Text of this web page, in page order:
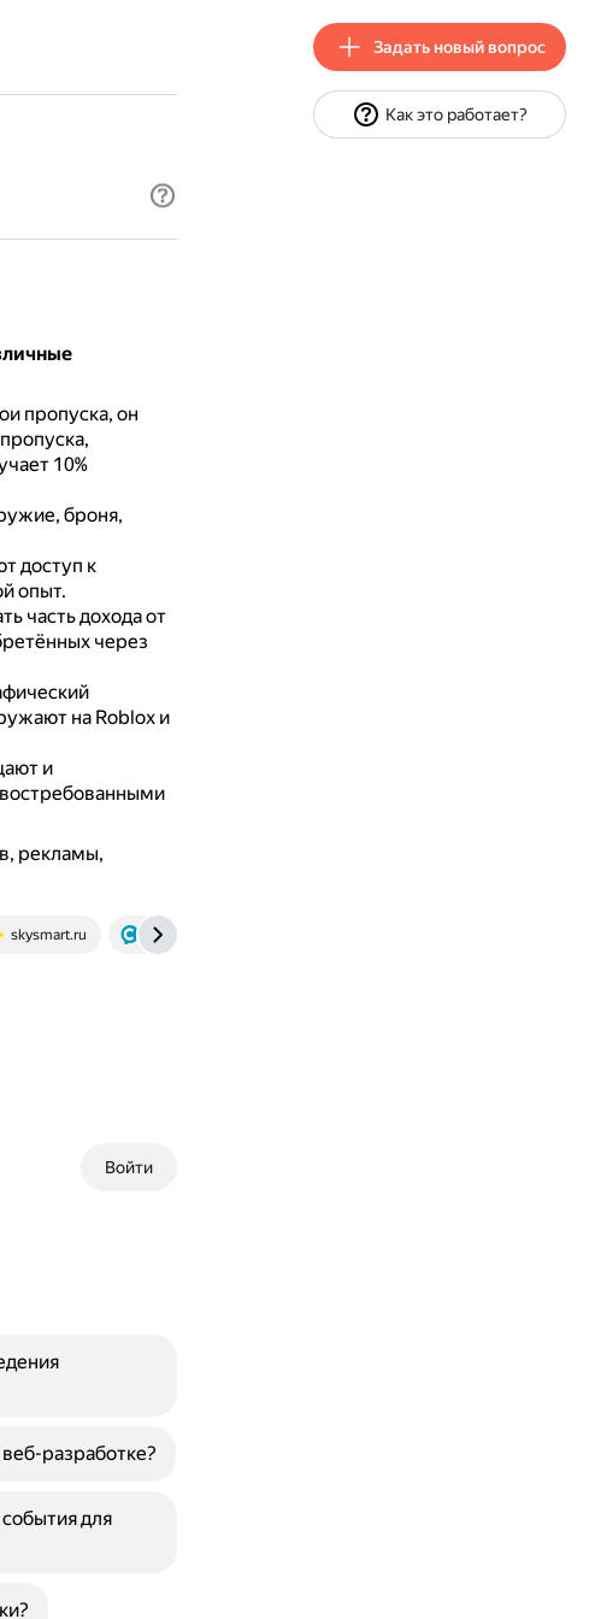
пропуска, он
10%
броня,
доступ к
опыт.
часть дохода от
через
на Roblox и
и
рекламы,
skysmart.ru coddyschool.com
Войти
разработке?
для
Задать новый вопрос
Как это работает?